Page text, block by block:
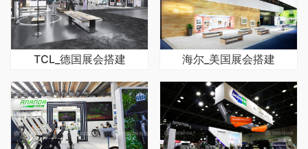
TCL_德国展会搭建 海尔_美国展会搭建